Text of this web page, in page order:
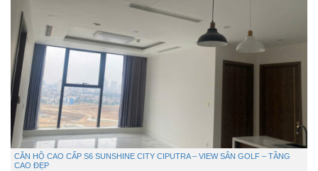
CĂN HỘ CAO CẤP S6 SUNSHINE CITY CIPUTRA – VIEW SÂN GOLF – TẦNG
CAO ĐẸP